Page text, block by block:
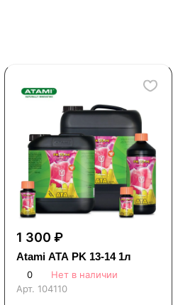
1 300 ₽
Atami ATA PK 13-14 1л
0
Нет в наличии
Арт. 104110